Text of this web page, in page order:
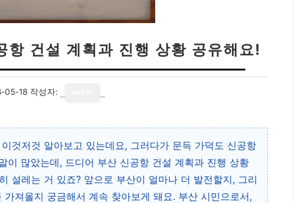
항 건설 계획과 진행 상황 공유해요!
05-18 작성자:
것저것 알아보고 있는데요, 그러다가 문득 가덕도 신공항
이 많았는데, 드디어 부산 신공항 건설 계획과 진행 상황
설레는 거 있죠? 앞으로 부산이 얼마나 더 발전할지, 그리
져올지 궁금해서 계속 찾아보게 돼요. 부산 시민으로서,